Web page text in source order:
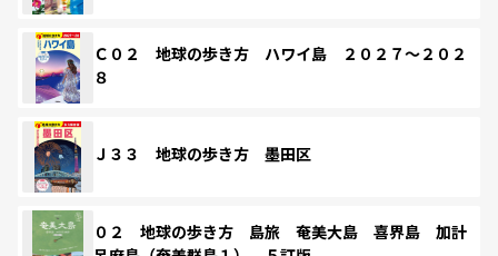
Ｃ０２ 地球の歩き方 ハワイ島 ２０２７～２０２
８
Ｊ３３ 地球の歩き方 墨田区
０２ 地球の歩き方 島旅 奄美大島 喜界島 加計